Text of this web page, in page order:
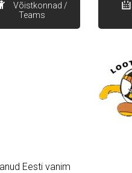
Võistkonnad /
Teams
Eesti vanim